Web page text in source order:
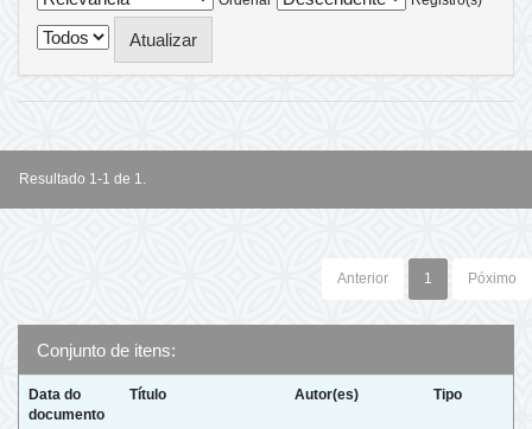
Resultado 1-1 de 1.
Anterior 1 Póximo
Conjunto de itens:
Data do
documento
Título Autor(es) Tipo